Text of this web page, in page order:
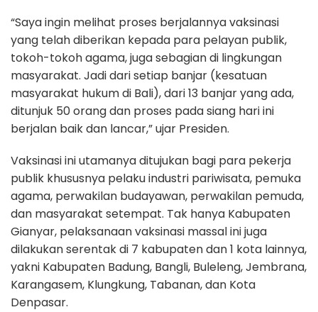
“Saya ingin melihat proses berjalannya vaksinasi
yang telah diberikan kepada para pelayan publik,
tokoh-tokoh agama, juga sebagian di lingkungan
masyarakat. Jadi dari setiap banjar (kesatuan
masyarakat hukum di Bali), dari 13 banjar yang ada,
ditunjuk 50 orang dan proses pada siang hari ini
berjalan baik dan lancar,” ujar Presiden.
Vaksinasi ini utamanya ditujukan bagi para pekerja
publik khususnya pelaku industri pariwisata, pemuka
agama, perwakilan budayawan, perwakilan pemuda,
dan masyarakat setempat. Tak hanya Kabupaten
Gianyar, pelaksanaan vaksinasi massal ini juga
dilakukan serentak di 7 kabupaten dan 1 kota lainnya,
yakni Kabupaten Badung, Bangli, Buleleng, Jembrana,
Karangasem, Klungkung, Tabanan, dan Kota
Denpasar.